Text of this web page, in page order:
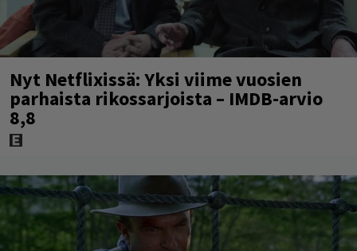
Nyt Netflixissä: Yksi viime vuosien
parhaista rikossarjoista – IMDB-arvio
8,8